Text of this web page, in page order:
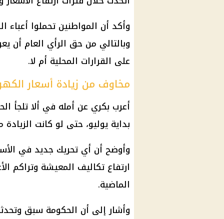
وأكد أن المواطنين تحملوا أعباء
وبالتالي من حق الرأي العام أن
على القرارات المحلية أم لا.
مخاوف من زيادة أسعار
أعرب بكري عن أمله في ألا تلجأ
بداية يوليو، حتى لو كانت الزيادة
وأوضح أن أي تحريك جديد في
ارتفاع تكاليف المعيشة وتراكم
الماضية.
وأشار إلى أن الحكومة سبق